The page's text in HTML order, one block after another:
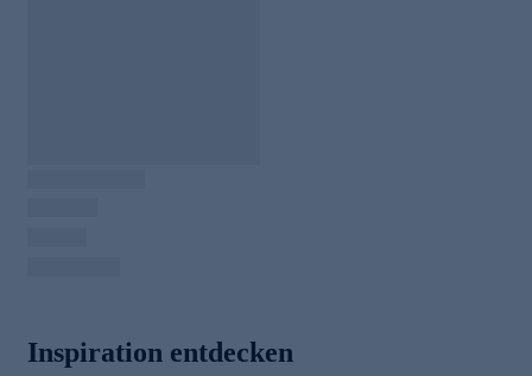
Inspiration entdecken
/
00:40